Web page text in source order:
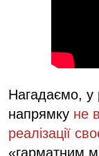
Нагадаємо, у
напрямку не
реалізації
«гарматним